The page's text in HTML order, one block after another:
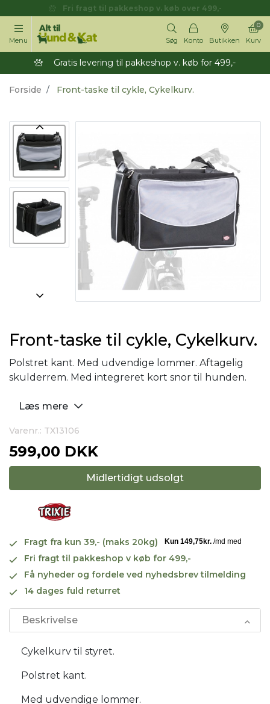
Fri fragt til pakkeshop v. køb over 499,-
Menu Søg Konto Butikken Kurv
0
Gratis levering til pakkeshop v. køb for 499,-
Forside Front-taske til cykle, Cykelkurv.
Front-taske til cykle, Cykelkurv.
Polstret kant. Med udvendige lommer. Aftagelig
skulderrem. Med integreret kort snor til hunden.
Læs mere
Varenr.: TX13106
599,00 DKK
Midlertidigt udsolgt
Fragt fra kun 39,- (maks 20kg)
Fri fragt til pakkeshop v køb for 499,-
Få nyheder og fordele ved nyhedsbrev tilmelding
14 dages fuld returret
Beskrivelse
Cykelkurv til styret.
Polstret kant.
Med udvendige lommer.